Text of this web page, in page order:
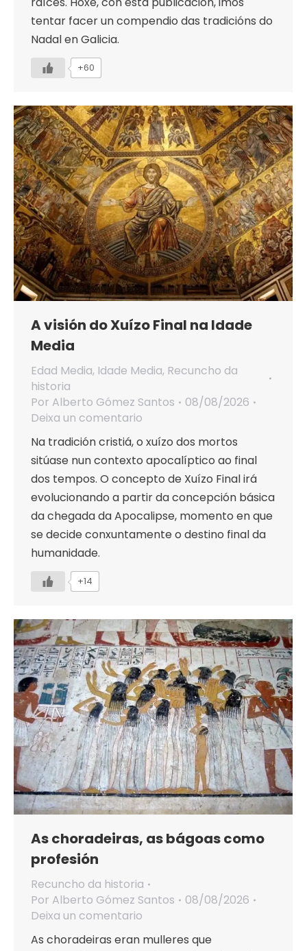
tentar facer un compendio das tradicións do
Nadal en Galicia.
+60
A visión do Xuízo Final na Idade
Media
Edad Media, Idade Media, Recuncho da
historia
Por Alberto Gómez Santos
08/08/2026
Deixa un comentario
Na tradición cristiá, o xuízo dos mortos
sitúase nun contexto apocalíptico ao final
dos tempos. O concepto de Xuízo Final irá
evolucionando a partir da concepción básica
da chegada da Apocalipse, momento en que
se decide conxuntamente o destino final da
humanidade.
+14
As choradeiras, as bágoas como
profesión
Recuncho da historia
Por Alberto Gómez Santos
08/08/2026
Deixa un comentario
As choradeiras eran mulleres que